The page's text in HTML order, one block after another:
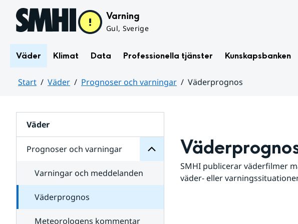
Hoppa till sidans innehåll Varning
Gul, Sverige
Väder Klimat Data Professionella tjänster Kunskapsbanken
Start Väder Prognoser och varningar
Väderprognos
Väder
Prognoser och varningar
för
varningar
Varningar och meddelanden
Väderprognos
Meteorologens kommentar
SMHI publicerar väderfilmer
väder- eller